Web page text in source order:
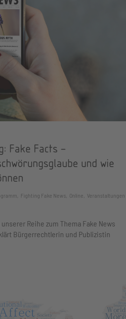
Fake Facts –
und wie
Fighting Fake News, Online, Veranstaltungen
Reihe zum Thema Fake News
Bürgerrechtlerin und Publizistin